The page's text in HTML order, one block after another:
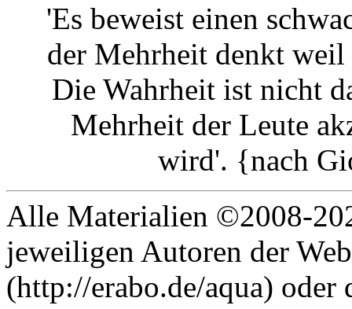
'Es beweist einen
der Mehrheit denkt
Die Wahrheit ist nicht
Mehrheit der Leute
wird'. {nach
Alle Materialien ©2008-
jeweiligen Autoren der
(http://erabo.de/aqua) oder